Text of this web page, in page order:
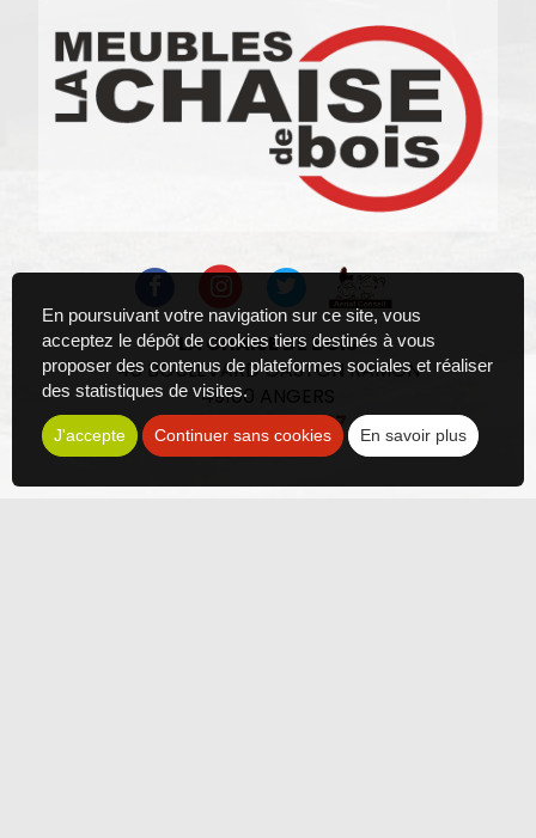
LA CHAISE DE BOIS
48 BOULEVARD GASTON RAMON
49100 ANGERS
02 41 43 98 77
Contact
En poursuivant votre navigation sur ce site, vous
acceptez le dépôt de cookies tiers destinés à vous
proposer des contenus de plateformes sociales et réaliser
des statistiques de visites.
J'accepte Continuer sans cookies En savoir plus